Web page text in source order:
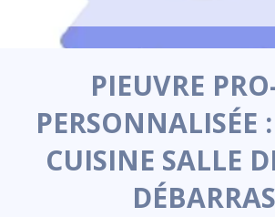
PIEUVRE
PERSONNALISÉE
CUISINE SALLE
DÉBARRAS